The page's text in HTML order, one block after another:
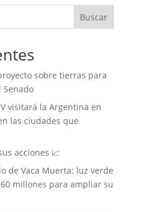
Buscar
sobre tierras para
visitará la Argentina en
las ciudades que
acciones 📈
de Vaca Muerta: luz verde
millones para ampliar su